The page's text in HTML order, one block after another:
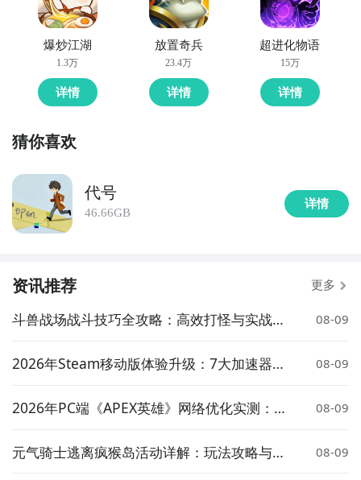
全球好游抢先下 福利礼包免费领 官方直播陪你玩
步骤1：在九游开测表中玩家们可以看到当天所有进行开
测的手机游戏，以及最近十天即将进行测试的游戏，有
步骤2：访问地址>>>
好了，代号：兔子公测时间的关注方法就讲到这里，各
关注代号：兔子什么时候开测，什么时候开放下载，什
兔子专区的每日更新，欢迎大家积极参与讨论和提问
全球好游抢先下 福利礼包免费领 官方直播陪你玩
立即下载
爆炒江湖
1.3万
详情
放置奇兵
23.4万
详情
超进化物语
15万
详情
猜你喜欢
代号
46.66GB
详情
资讯推荐 更多
斗兽战场战斗技巧全攻略：高效打怪与实战策
08-09
2026年Steam移动版体验升级：7大加速器对
08-09
2026年PC端《APEX英雄》网络优化实测：7
08-09
元气骑士逃离疯猴岛活动详解：玩法攻略与奖
08-09